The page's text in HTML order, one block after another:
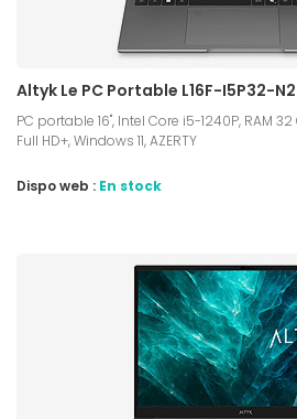
Altyk Le PC Portable L16F-I5P32-N2
PC portable 16", Intel Core i5-1240P, RAM 32
Full HD+, Windows 11, AZERTY
Dispo web : En stock